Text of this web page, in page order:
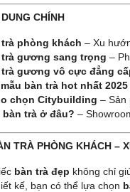
CHÍNH
trà phòng khách – Xu
trà gương sang trọng –
trà gương vô cực đẳng
bàn trà hot nhất 2025
chọn Citybuilding – Sản
bàn trà ở đâu? –
TRÀ PHÒNG KHÁCH –
bàn trà đẹp không chỉ
kế, bạn có thể lựa chọn